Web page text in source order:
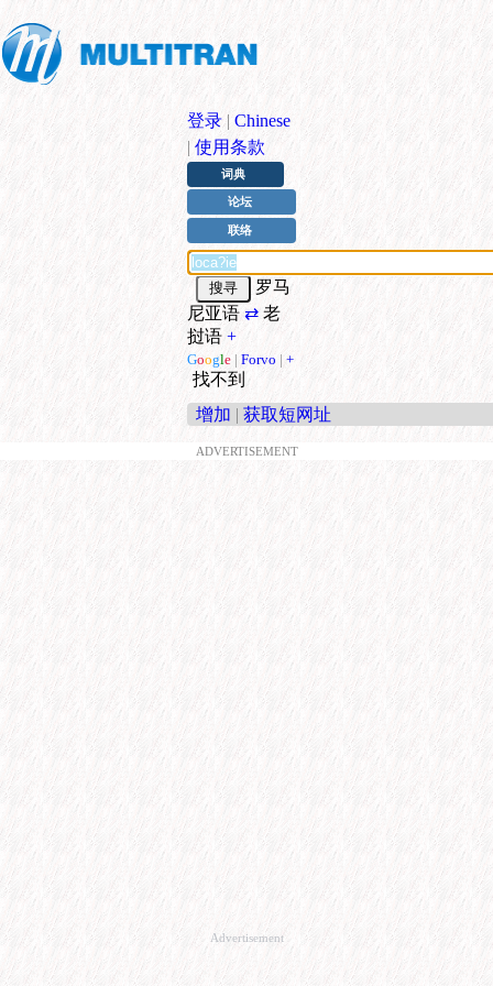
登录 | Chinese
| 使用条款
词典
论坛
联络
罗马
尼亚语 ⇄ 老
挝语 +
Google | Forvo | +
找不到
增加 | 获取短网址
ADVERTISEMENT
Advertisement